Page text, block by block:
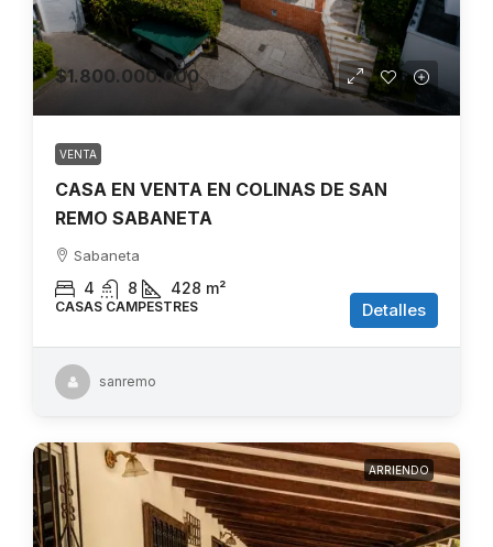
$1.800.000.000
VENTA
CASA EN VENTA EN COLINAS DE SAN
REMO SABANETA
Sabaneta
4 8 428 m²
CASAS CAMPESTRES Detalles
sanremo
ARRIENDO